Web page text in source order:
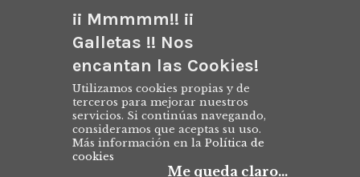
¡¡ Mmmmm!! ¡¡
Galletas !! Nos
encantan las Cookies!
Utilizamos cookies propias y de
terceros para mejorar nuestros
servicios. Si continúas navegando,
consideramos que aceptas su uso.
Más información en la Política de
cookies
Me queda claro...